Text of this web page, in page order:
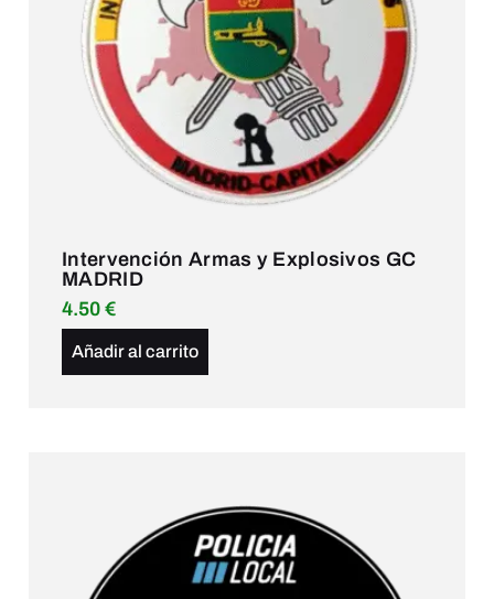
Intervención Armas y Explosivos GC
MADRID
4.50 €
Añadir al carrito